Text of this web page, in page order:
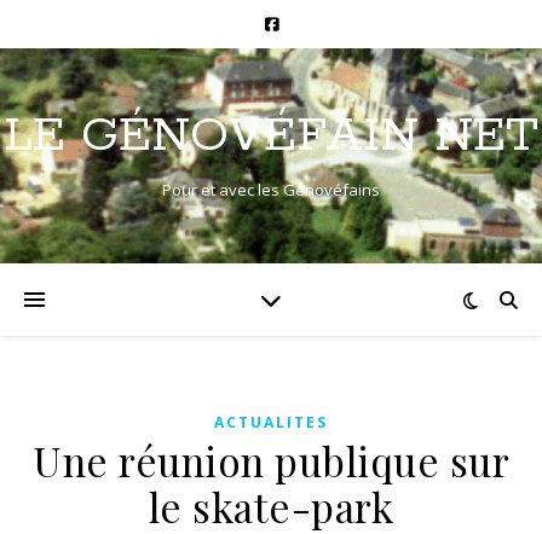
LE GÉNOVÉFAIN NET
Pour et avec les Génovéfains
ACTUALITES
Une réunion publique sur
le skate-park